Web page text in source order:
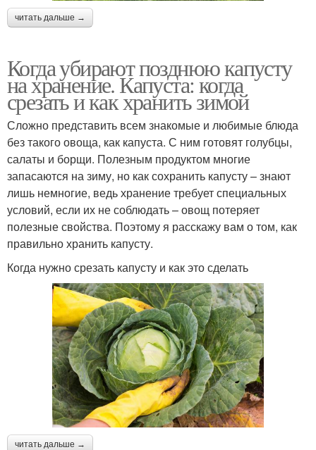
читать дальше →
Когда убирают позднюю капусту
на хранение. Капуста: когда
срезать и как хранить зимой
Сложно представить всем знакомые и любимые блюда
без такого овоща, как капуста. С ним готовят голубцы,
салаты и борщи. Полезным продуктом многие
запасаются на зиму, но как сохранить капусту – знают
лишь немногие, ведь хранение требует специальных
условий, если их не соблюдать – овощ потеряет
полезные свойства. Поэтому я расскажу вам о том, как
правильно хранить капусту.
Когда нужно срезать капусту и как это сделать
читать дальше →